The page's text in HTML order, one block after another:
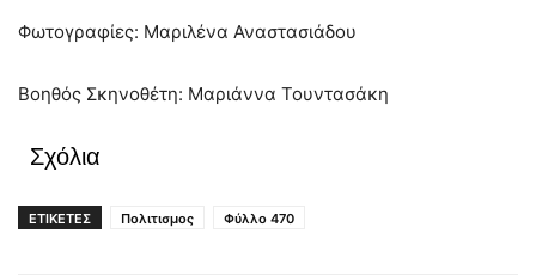
Φωτογραφίες: Μαριλένα Αναστασιάδου
Βοηθός Σκηνοθέτη: Μαριάννα Τουντασάκη
Σχόλια
ΕΤΙΚΕΤΕΣ Πολιτισμος Φύλλο 470